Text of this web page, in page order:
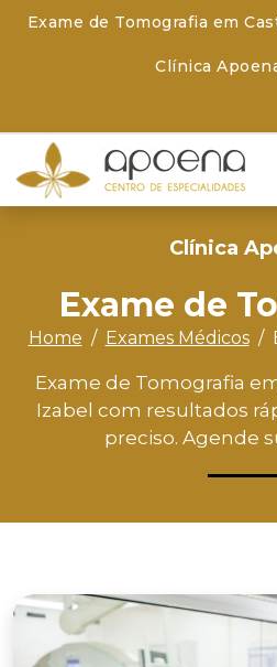
Exame de Tomografia em
Clínica
Clínica
Exame de
Home Exames Médicos
Exame de Tomografia
Izabel com resultados
preciso. Agende